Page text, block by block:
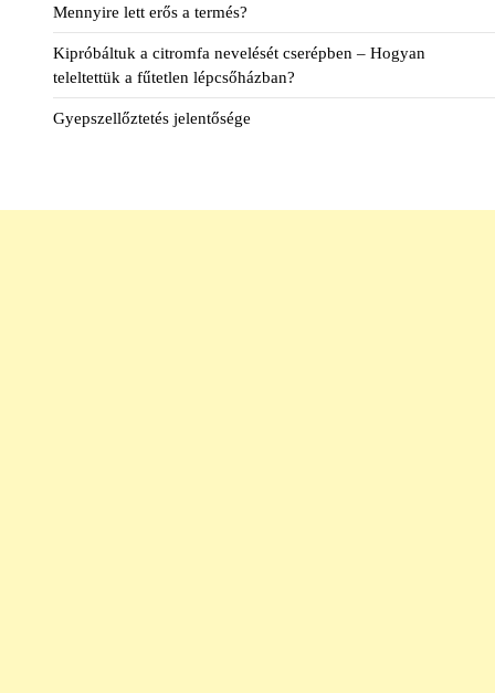
Mennyire lett erős a termés?
Kipróbáltuk a citromfa nevelését cserépben – Hogyan
teleltettük a fűtetlen lépcsőházban?
Gyepszellőztetés jelentősége